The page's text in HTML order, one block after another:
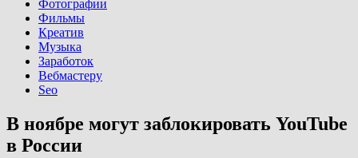
Фотографии
Фильмы
Креатив
Музыка
Заработок
Вебмастеру
Seo
В ноябре могут заблокировать YouTube
в России